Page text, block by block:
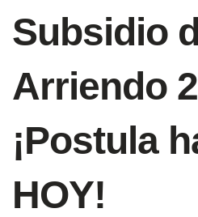
Subsidio
Arriendo
¡Postula
HOY!